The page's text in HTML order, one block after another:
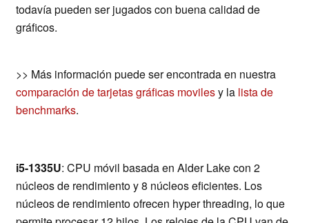
todavía pueden ser jugados con buena calidad de
gráficos.
>> Más información puede ser encontrada en nuestra
comparación de tarjetas gráficas movilesy la lista de
benchmarks.
i5-1335U: CPU móvil basada en Alder Lake con 2
núcleos de rendimiento y 8 núcleos eficientes. Los
núcleos de rendimiento ofrecen hyper threading, lo que